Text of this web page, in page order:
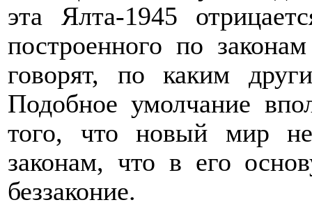
эта Ялта-1945
построенного по
говорят, по каким
Подобное умолчание
того, что новый мир
законам, что в его
беззаконие.